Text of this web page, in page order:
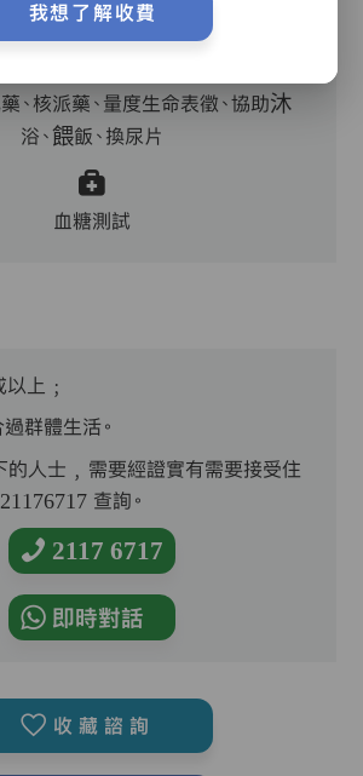
醫生,外展牙科
、核派藥、量度生命表徵、協助沐
浴、餵飯、換尿片
血糖測試
上﹔
群體生活。
的人士﹐需要經證實有需要接受住
查詢。
2117 6717
即時對話
收藏諮詢
我想了解收費